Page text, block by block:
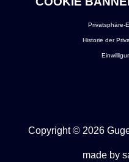
Privatsphäre-
Historie der
Copyright © 2026
made by